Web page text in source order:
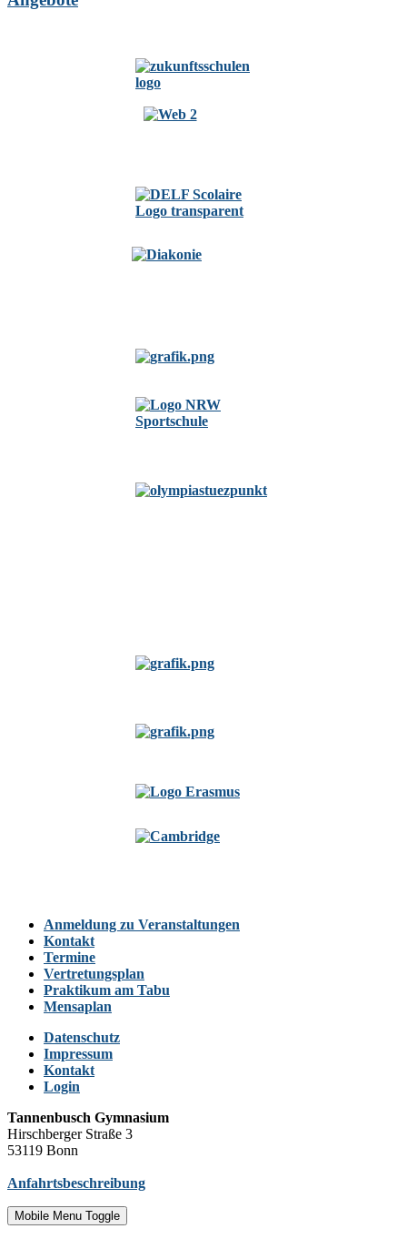
Anmeldung zu Veranstaltungen
Kontakt
Termine
Vertretungsplan
Praktikum am Tabu
Mensaplan
Datenschutz
Impressum
Kontakt
Login
Tannenbusch Gymnasium
Hirschberger Straße 3
53119 Bonn
Anfahrtsbeschreibung
Mobile Menu Toggle